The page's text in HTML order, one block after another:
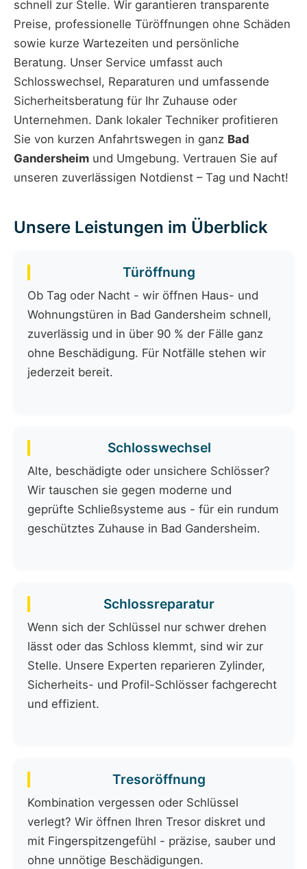
schnell zur Stelle. Wir garantieren transparente
Preise, professionelle Türöffnungen ohne Schäden
sowie kurze Wartezeiten und persönliche
Beratung. Unser Service umfasst auch
Schlosswechsel, Reparaturen und umfassende
Sicherheitsberatung für Ihr Zuhause oder
Unternehmen. Dank lokaler Techniker profitieren
Sie von kurzen Anfahrtswegen in ganz Bad
Gandersheim und Umgebung. Vertrauen Sie auf
unseren zuverlässigen Notdienst – Tag und Nacht!
Unsere Leistungen im Überblick
Türöffnung
Ob Tag oder Nacht - wir öffnen Haus- und
Wohnungstüren in Bad Gandersheim schnell,
zuverlässig und in über 90 % der Fälle ganz
ohne Beschädigung. Für Notfälle stehen wir
jederzeit bereit.
Schlosswechsel
Alte, beschädigte oder unsichere Schlösser?
Wir tauschen sie gegen moderne und
geprüfte Schließsysteme aus - für ein rundum
geschütztes Zuhause in Bad Gandersheim.
Schlossreparatur
Wenn sich der Schlüssel nur schwer drehen
lässt oder das Schloss klemmt, sind wir zur
Stelle. Unsere Experten reparieren Zylinder,
Sicherheits- und Profil-Schlösser fachgerecht
und effizient.
Tresoröffnung
Kombination vergessen oder Schlüssel
verlegt? Wir öffnen Ihren Tresor diskret und
mit Fingerspitzengefühl - präzise, sauber und
ohne unnötige Beschädigungen.